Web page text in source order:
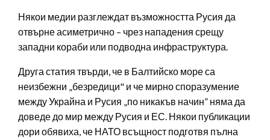
Някои медии разглеждат възможността Русия да
отвърне асиметрично – чрез нападения срещу
западни кораби или подводна инфраструктура.
Друга статия твърди, че в Балтийско море са
неизбежни „безредици" и че мирно споразумение
между Украйна и Русия „по никакъв начин” няма да
доведе до мир между Русия и ЕС. Някои публикации
дори обявиха, че НАТО всъщност подготвя пълна